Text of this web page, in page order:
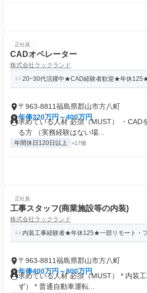
正社員
CADオペレーター
株式会社ラックランド
20~30代活躍中★CAD経験者歓迎★年休
〒963-8811福島県郡山市方八町
年俸320万円～400万円
求めている人材 必須（MUST） ・CAD
る方 （実務経験はない場...
年間休日120日以上 +17個
正社員
工事スタッフ(商業施設等の内装)
株式会社ラックランド
内装工事経験者★年休125★一部リモート・
〒963-8811福島県郡山市方八町
年俸400万円～800万円
求めている人材 必須（MUST） * 内装
ず） * 普通自動車運転...